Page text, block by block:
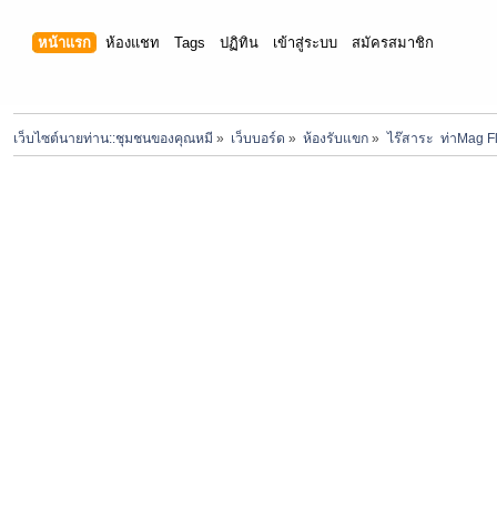
หน้าแรก ห้องแชท Tags ปฏิทิน เข้าสู่ระบบ สมัครสมาชิก
เว็บไซต์นายท่าน::ชุมชนของคุณหมี » เว็บบอร์ด » ห้องรับแขก » ไร๊สาระ  ท่าMag